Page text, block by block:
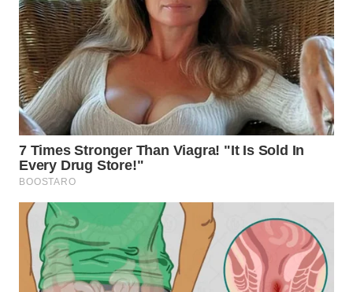
WN
BOGOR
WN
DEPOK
WN
TAPANULI
UTARA
WN
SAMOSIR
WN